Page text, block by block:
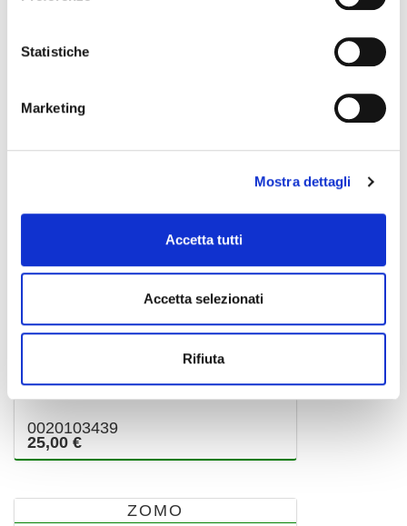
Statistiche
Marketing
Mostra dettagli
Accetta tutti
Accetta selezionati
Rifiuta
22,00 €
0020103439
25,00 €
ZOMO